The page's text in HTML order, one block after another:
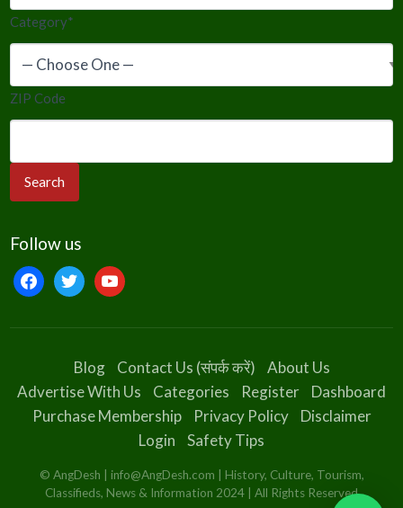
Category*
ZIP Code
Follow us
Blog Contact Us (संपर्क करें)
About Us
Advertise With Us
Categories Register
Dashboard
Purchase Membership
Privacy Policy
Disclaimer
Login
Safety Tips
© AngDesh | info@AngDesh.com | History, Culture, Tourism,
Classifieds, News & Information 2024 | All Rights Reserved